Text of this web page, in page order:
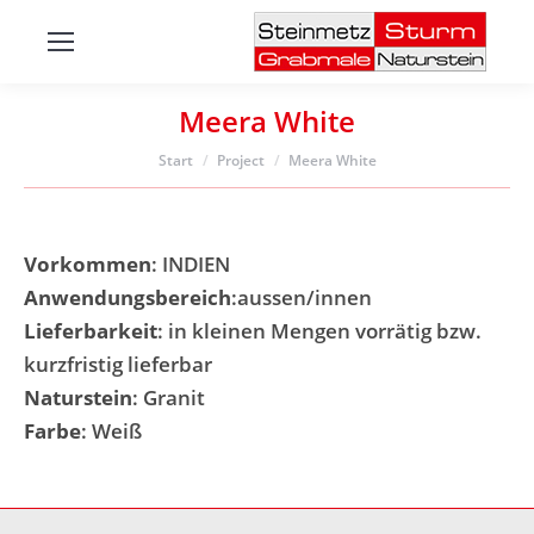
Meera White
Sie befinden sich hier:
Start Project Meera White
Vorkommen: INDIEN
Anwendungsbereich:aussen/innen
Lieferbarkeit: in kleinen Mengen vorrätig bzw.
kurzfristig lieferbar
Naturstein: Granit
Farbe: Weiß